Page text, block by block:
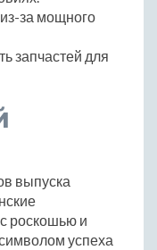
за мощного
запчастей для
выпуска
роскошью и
успеха